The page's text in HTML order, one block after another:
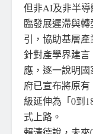
但非AI及非半
臨發展遲滯與
引，協助基層產
針對產學界建
應，逐一說明
府已宣布將原
級延伸為「0到
式上路。